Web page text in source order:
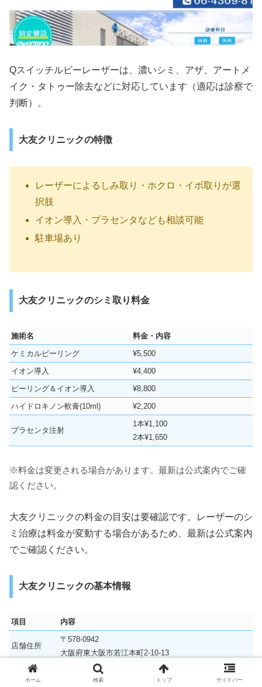
Qスイッチルビーレーザーは、濃いシミ、アザ、アートメ
イク・タトゥー除去などに対応しています（適応は診察で
判断）。
大友クリニックの特徴
レーザーによるしみ取り・ホクロ・イボ取りが選
択肢
イオン導入・プラセンタなども相談可能
駐車場あり
大友クリニックのシミ取り料金
施術名
料金・内容
ケミカルピーリング
¥5,500
イオン導入
¥4,400
ピーリング＆イオン導入
¥8,800
ハイドロキノン軟膏(10ml)
¥2,200
プラセンタ注射
1本¥1,100
2本¥1,650
※料金は変更される場合があります。最新は公式案内でご確
認ください。
大友クリニックの料金の目安は要確認です。レーザーのシ
ミ治療は料金が変動する場合があるため、最新は公式案内
でご確認ください。
大友クリニックの基本情報
項目 内容
店舗住所
〒578-0942
大阪府東大阪市若江本町2-10-13
最寄り駅
近鉄奈良線若江岩田駅
ホーム 検索 トップ サイドバー